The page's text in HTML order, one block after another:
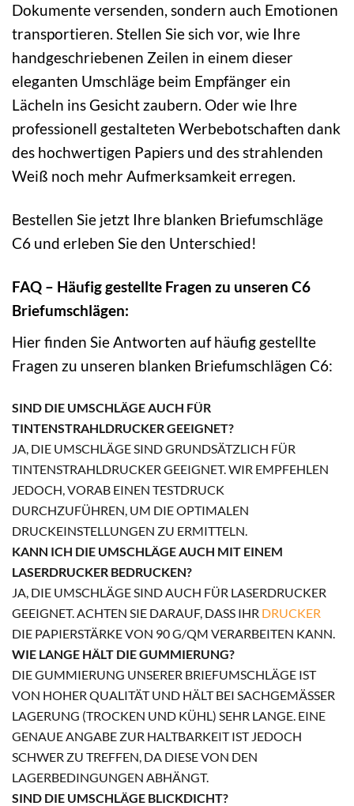
Dokumente versenden, sondern auch Emotionen
transportieren. Stellen Sie sich vor, wie Ihre
handgeschriebenen Zeilen in einem dieser
eleganten Umschläge beim Empfänger ein
Lächeln ins Gesicht zaubern. Oder wie Ihre
professionell gestalteten Werbebotschaften dank
des hochwertigen Papiers und des strahlenden
Weiß noch mehr Aufmerksamkeit erregen.
Bestellen Sie jetzt Ihre blanken Briefumschläge
C6 und erleben Sie den Unterschied!
FAQ – Häufig gestellte Fragen zu unseren C6
Briefumschlägen:
Hier finden Sie Antworten auf häufig gestellte
Fragen zu unseren blanken Briefumschlägen C6:
SIND DIE UMSCHLÄGE AUCH FÜR
TINTENSTRAHLDRUCKER GEEIGNET?
JA, DIE UMSCHLÄGE SIND GRUNDSÄTZLICH FÜR
TINTENSTRAHLDRUCKER GEEIGNET. WIR EMPFEHLEN
JEDOCH, VORAB EINEN TESTDRUCK
DURCHZUFÜHREN, UM DIE OPTIMALEN
DRUCKEINSTELLUNGEN ZU ERMITTELN.
KANN ICH DIE UMSCHLÄGE AUCH MIT EINEM
LASERDRUCKER BEDRUCKEN?
JA, DIE UMSCHLÄGE SIND AUCH FÜR LASERDRUCKER
GEEIGNET. ACHTEN SIE DARAUF, DASS IHR DRUCKER
DIE PAPIERSTÄRKE VON 90 G/QM VERARBEITEN KANN.
WIE LANGE HÄLT DIE GUMMIERUNG?
DIE GUMMIERUNG UNSERER BRIEFUMSCHLÄGE IST
VON HOHER QUALITÄT UND HÄLT BEI SACHGEMÄSSER L
AGERUNG (TROCKEN UND KÜHL) SEHR LANGE. EINE G
ENAUE ANGABE ZUR HALTBARKEIT IST JEDOCH S
CHWER ZU TREFFEN, DA DIESE VON DEN L
AGERBEDINGUNGEN ABHÄNGT.
SIND DIE UMSCHLÄGE BLICKDICHT?